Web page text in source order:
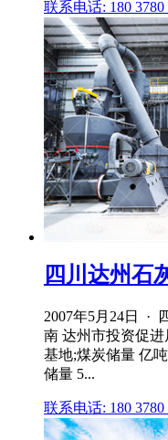
联系电话: 180 3780
四川达州石
2007年5月24日 ·
南 达州市投资促
基地;煤炭储量 亿
储量 5...
联系电话: 180 3780